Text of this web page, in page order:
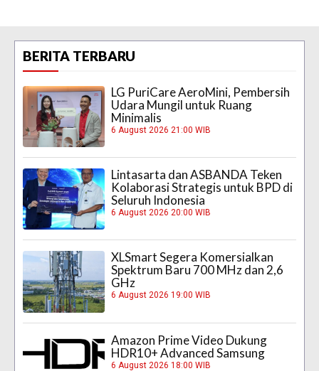
BERITA TERBARU
LG PuriCare AeroMini, Pembersih
Udara Mungil untuk Ruang
Minimalis
6 August 2026 21:00 WIB
Lintasarta dan ASBANDA Teken
Kolaborasi Strategis untuk BPD di
Seluruh Indonesia
6 August 2026 20:00 WIB
XLSmart Segera Komersialkan
Spektrum Baru 700 MHz dan 2,6
GHz
6 August 2026 19:00 WIB
Amazon Prime Video Dukung
HDR10+ Advanced Samsung
6 August 2026 18:00 WIB